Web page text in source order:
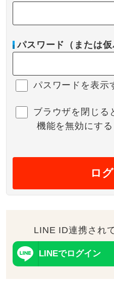
パスワード（または仮
パスワードを表示
ブラウザを閉じる
機能を無効にする
ロ
LINE ID連携され
LINEでログイン